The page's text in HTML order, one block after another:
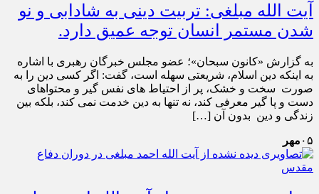
آیت الله مبلغی: تربیت دینی به شادابی و نو
شدن مستمر انسان توجه عمیق دارد.
به گزارش «کانون سبحان»؛ عضو مجلس خبرگان رهبری با اشاره
به اینکه دین اسلام، شریعتی سهله است، گفت: اگر کسی دین را به
صورت سخت و خشک، پر از احتیاط های نفس گیر و محتواهای
دست و پا گیر معرفی کند، نه تنها به دین خدمت نمی کند، بلکه بین
زندگی و دین بدون آن […]
۰۵ مهر